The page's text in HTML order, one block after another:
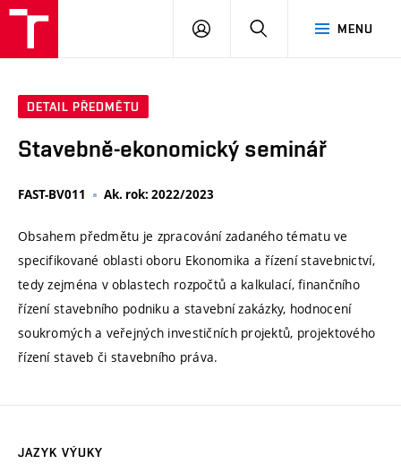
MENU
PŘIHLÁSIT
DETAIL PŘEDMĚTU
Stavebně-ekonomický seminář
FAST-BV011 Ak. rok: 2022/2023
Obsahem předmětu je zpracování zadaného tématu ve
specifikované oblasti oboru Ekonomika a řízení stavebnictví,
tedy zejména v oblastech rozpočtů a kalkulací, finančního
řízení stavebního podniku a stavební zakázky, hodnocení
soukromých a veřejných investičních projektů, projektového
řízení staveb či stavebního práva.
JAZYK VÝUKY